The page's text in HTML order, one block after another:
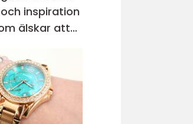
inspiration
älskar att